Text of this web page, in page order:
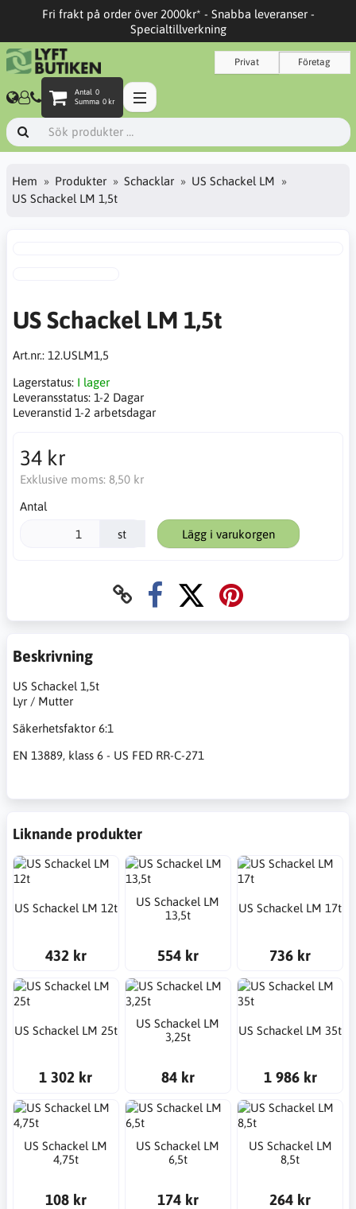
Fri frakt på order över 2000kr* - Snabba leveranser -
Specialtillverkning
Privat Företag
Antal 0
Summa 0 kr
Hem Produkter Schacklar
US Schackel LM
US Schackel LM 1,5t
US Schackel LM 1,5t
Art.nr.: 12.USLM1,5
Lagerstatus: I lager
Leveransstatus: 1-2 Dagar
Leveranstid 1-2 arbetsdagar
34 kr
Exklusive moms: 8,50 kr
Antal
st Lägg i varukorgen
Beskrivning
US Schackel 1,5t
Lyr / Mutter
Säkerhetsfaktor 6:1
EN 13889, klass 6 - US FED RR-C-271
Liknande produkter
US Schackel LM 12t
432 kr
US Schackel LM
13,5t
554 kr
US Schackel LM 17t
736 kr
US Schackel LM 25t
1 302 kr
US Schackel LM
3,25t
84 kr
US Schackel LM 35t
1 986 kr
US Schackel LM
4,75t
108 kr
US Schackel LM
6,5t
174 kr
US Schackel LM
8,5t
264 kr